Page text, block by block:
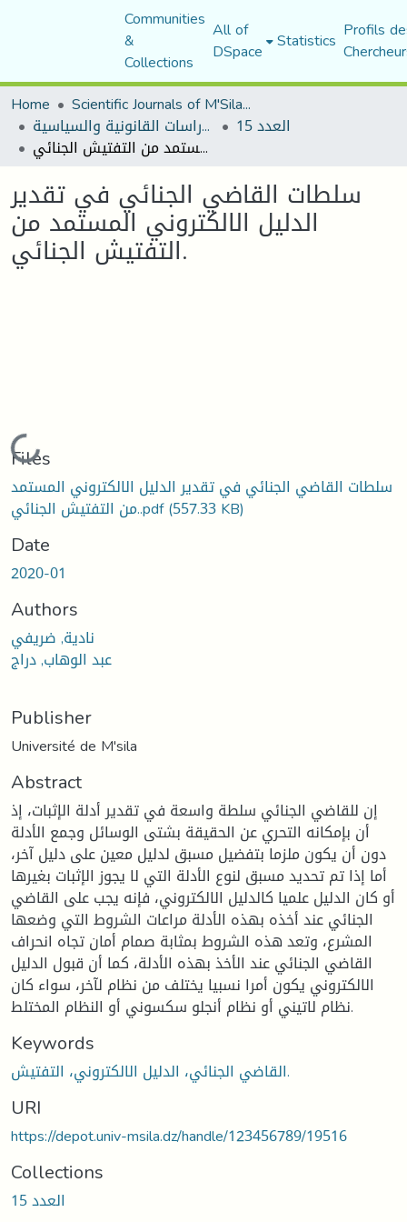
Communities
&
Collections
All of
DSpace Statistics Profils
Home
Scientific Journals of M'Sila University
مجلة الأستاذ الباحث للدراسات القانونية والسياسية العدد 15
سلطات القاضي الجنائي في تقدير الدليل الالكتروني المستمد من التفتيش الجنائي.
سلطات القاضي الجنائي في تقدير
الدليل الالكتروني المستمد من
التفتيش الجنائي.
Loading...
Files
سلطات القاضي الجنائي في تقدير الدليل الالكتروني المستمد
من التفتيش الجنائي..pdf(557.33 KB)
Date
2020-01
Authors
نادية, ضريفي
عبد الوهاب, دراج
Publisher
Université de M'sila
Abstract
إن للقاضي الجنائي سلطة واسعة في تقدير أدلة الإثبات، إذ
أن بإمكانه التحري عن الحقيقة بشتى الوسائل وجمع الأدلة
دون أن يكون ملزما بتفضيل مسبق لدليل معين على دليل آخر،
أما إذا تم تحديد مسبق لنوع الأدلة التي لا يجوز الإثبات بغيرها
أو كان الدليل علميا كالدليل الالكتروني، فإنه يجب على القاضي
الجنائي عند أخذه بهذه الأدلة مراعات الشروط التي وضعها
المشرع، وتعد هذه الشروط بمثابة صمام أمان تجاه انحراف
القاضي الجنائي عند الأخذ بهذه الأدلة، كما أن قبول الدليل
الالكتروني يكون أمرا نسبيا يختلف من نظام لآخر، سواء كان
نظام لاتيني أو نظام أنجلو سكسوني أو النظام المختلط.
Keywords
القاضي الجنائي، الدليل الالكتروني، التفتيش.
URI
https://depot.univ-msila.dz/handle/123456789/19516
Collections
العدد 15